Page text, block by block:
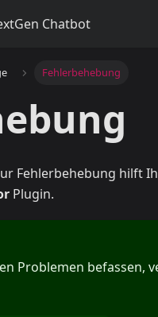
Chatbot
Fehlerbehebung
Fehlerbehebung hilft
Plugin.
Problemen befassen,